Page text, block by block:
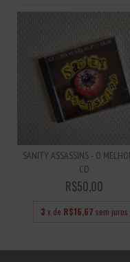
SANITY ASSASSINS - O
CD
R$50,00
3 x de R$16,67 sem juros